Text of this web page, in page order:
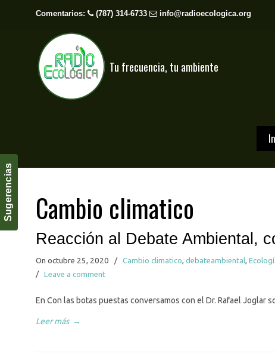
Sugerencias
Comentarios: (787) 314-6733 info@radioecologica.org
Tu frecuencia, tu ambiente
Cambio climatico
Reacción al Debate Ambiental,
On octubre 25, 2020 / Cambio climatico,debateambiental,
/Leave a comment
En Con las botas puestas conversamos con el Dr. Rafael Joglar
Leer más →